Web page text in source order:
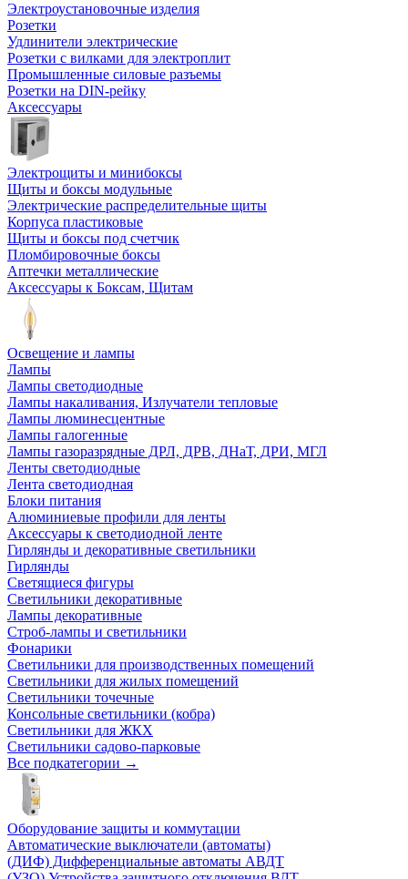
Электроустановочные изделия
Розетки
Удлинители электрические
Розетки с вилками для электроплит
Промышленные силовые разъемы
Розетки на DIN-рейку
Аксессуары
Электрощиты и минибоксы
Щиты и боксы модульные
Электрические распределительные щиты
Корпуса пластиковые
Щиты и боксы под счетчик
Пломбировочные боксы
Аптечки металлические
Аксессуары к Боксам, Щитам
Освещение и лампы
Лампы
Лампы светодиодные
Лампы накаливания, Излучатели тепловые
Лампы люминесцентные
Лампы галогенные
Лампы газоразрядные ДРЛ, ДРВ, ДНаТ, ДРИ, МГЛ
Ленты светодиодные
Лента светодиодная
Блоки питания
Алюминиевые профили для ленты
Аксессуары к светодиодной ленте
Гирлянды и декоративные светильники
Гирлянды
Светящиеся фигуры
Светильники декоративные
Лампы декоративные
Строб-лампы и светильники
Фонарики
Светильники для производственных помещений
Светильники для жилых помещений
Светильники точечные
Консольные светильники (кобра)
Светильники для ЖКХ
Светильники садово-парковые
Все подкатегории →
Оборудование защиты и коммутации
Автоматические выключатели (автоматы)
(ДИФ) Дифференциальные автоматы АВДТ